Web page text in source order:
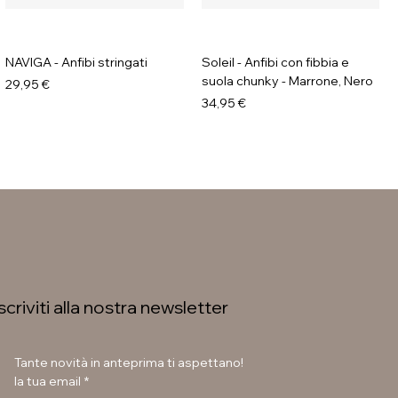
NAVIGA - Anfibi stringati
Prezzo
29,95 €
Soleil - Anfibi con fibbia e
suola chunky - Marrone, Nero
Prezzo
34,95 €
alla nostra newsletter
Tante novità in anteprima ti aspettano!
la tua email *